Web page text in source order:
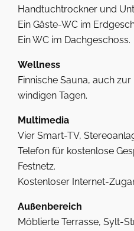
Handtuchtrockner und
Ein Gäste-WC im
Ein WC im Dachgeschoss.
Wellness
Finnische Sauna, auch
windigen Tagen.
Multimedia
Vier Smart-TV,
Telefon für kostenlose
Festnetz.
Kostenloser Internet-
Außenbereich
Möblierte Terrasse, Sylt-